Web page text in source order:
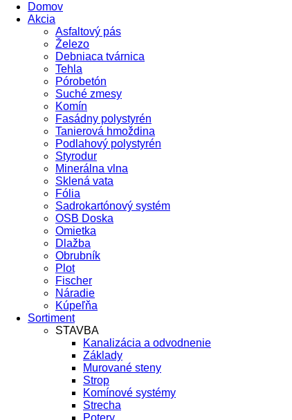
Domov
Akcia
Asfaltový pás
Železo
Debniaca tvárnica
Tehla
Pórobetón
Suché zmesy
Komín
Fasádny polystyrén
Tanierová hmoždina
Podlahový polystyrén
Styrodur
Minerálna vlna
Sklená vata
Fólia
Sadrokartónový systém
OSB Doska
Omietka
Dlažba
Obrubník
Plot
Fischer
Náradie
Kúpeľňa
Sortiment
STAVBA
Kanalizácia a odvodnenie
Základy
Murované steny
Strop
Komínové systémy
Strecha
Potery